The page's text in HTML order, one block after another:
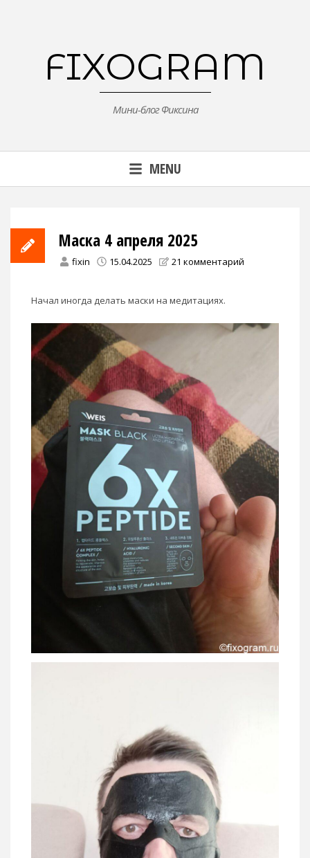
FIXOGRAM
Мини-блог Фиксина
MENU
Маска 4 апреля 2025
fixin 15.04.2025 21 комментарий
Начал иногда делать маски на медитациях.